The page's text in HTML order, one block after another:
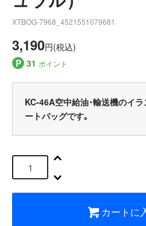
XTBOG-7968_4521551079681
3,190円(税込)
P 31 ポイント
KC-46A空中給油･輸送機のイ
ートバッグです｡
カートに